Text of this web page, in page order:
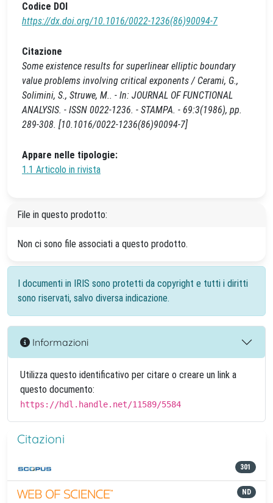
Codice DOI
https://dx.doi.org/10.1016/0022-1236(86)90094-7
Citazione
Some existence results for superlinear elliptic boundary
value problems involving critical exponents / Cerami, G.,
Solimini, S., Struwe, M.. - In: JOURNAL OF FUNCTIONAL
ANALYSIS. - ISSN 0022-1236. - STAMPA. - 69:3(1986), pp.
289-308. [10.1016/0022-1236(86)90094-7]
Appare nelle tipologie:
1.1 Articolo in rivista
File in questo prodotto:
Non ci sono file associati a questo prodotto.
I documenti in IRIS sono protetti da copyright e tutti i diritti
sono riservati, salvo diversa indicazione.
Informazioni
Utilizza questo identificativo per citare o creare un link a
questo documento:
https://hdl.handle.net/11589/5584
Citazioni
301
ND